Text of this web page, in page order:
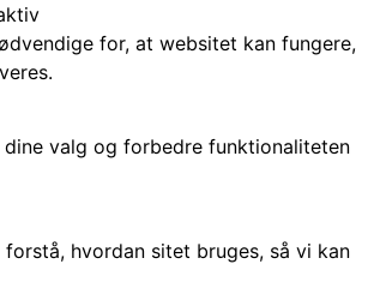
for, at websitet kan fungere,
dine valg og forbedre funktionaliteten
hvordan sitet bruges, så vi kan